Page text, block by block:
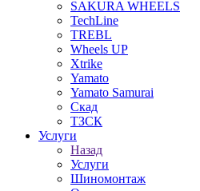
SAKURA WHEELS
TechLine
TREBL
Wheels UP
Xtrike
Yamato
Yamato Samurai
Скад
ТЗСК
Услуги
Назад
Услуги
Шиномонтаж